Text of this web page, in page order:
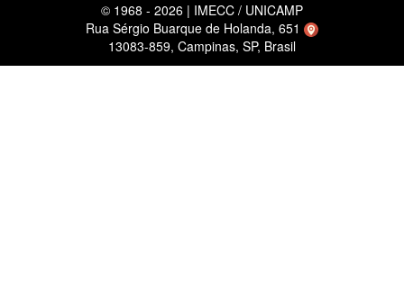
© 1968 - 2026 | IMECC / UNICAMP
Rua Sérgio Buarque de Holanda, 651
13083-859, Campinas, SP, Brasil